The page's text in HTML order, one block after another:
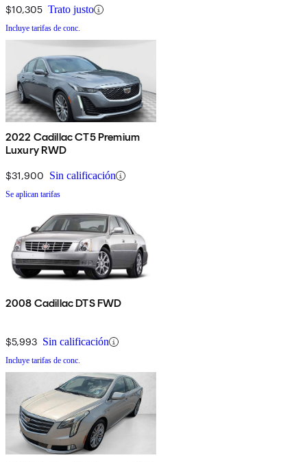
$10,305 Trato justo
Incluye tarifas de conc.
2022 Cadillac CT5 Premium
Luxury RWD
$31,900 Sin calificación
Se aplican tarifas
2008 Cadillac DTS FWD
$5,993 Sin calificación
Incluye tarifas de conc.